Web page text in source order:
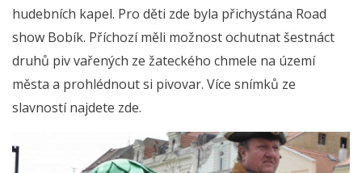
hudebních kapel. Pro děti zde byla přichystána Road
show Bobík. Příchozí měli možnost ochutnat šestnáct
druhů piv vařených ze žateckého chmele na území
města a prohlédnout si pivovar. Více snímků ze
slavností najdete zde.